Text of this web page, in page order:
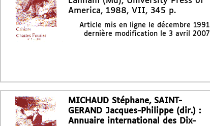
America, 1988, VII, 345 p.
Article mis en ligne le décembre 1991
dernière modification le 3 avril 2007
MICHAUD Stéphane, SAINT-
GERAND Jacques-Philippe (dir.) :
Annuaire international des Dix-